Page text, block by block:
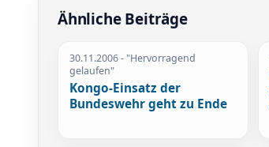
Ähnliche Beiträge
30.11.2006- "Hervorragend
gelaufen"
Kongo-Einsatz der
Bundeswehr geht zu Ende